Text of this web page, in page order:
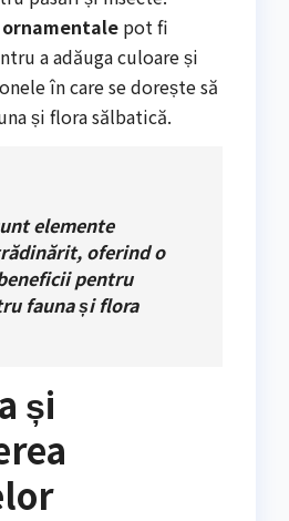
pot fi
a adăuga culoare și
în care se dorește să
și flora sălbatică.
elemente
oferind o
pentru
fauna și flora
și